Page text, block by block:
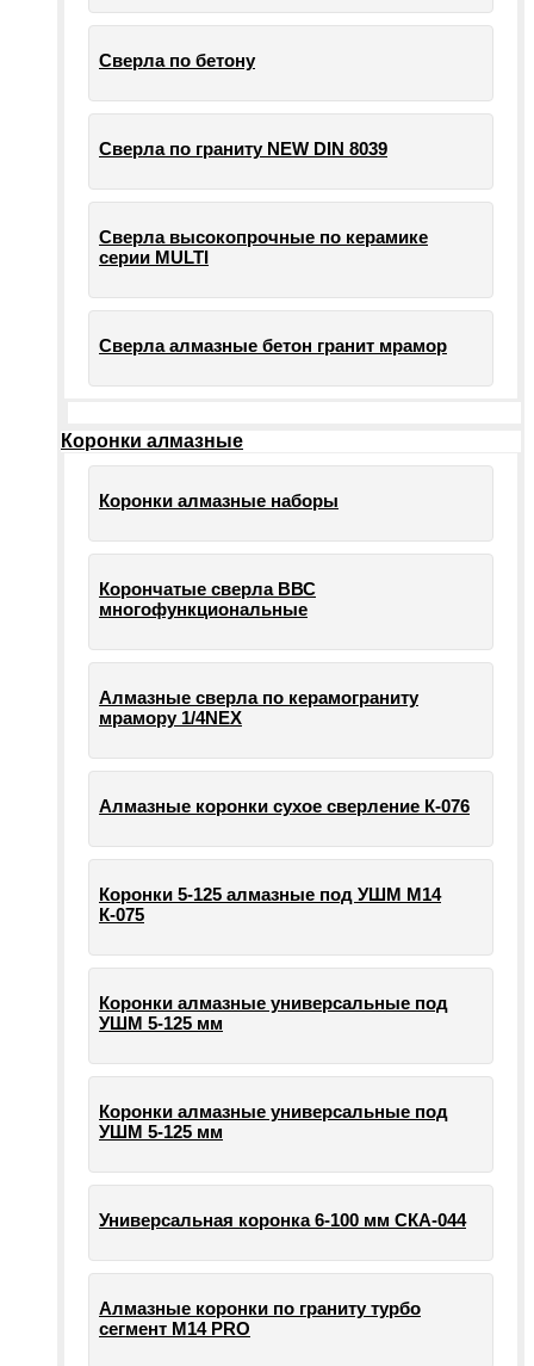
Сверла по бетону
Сверла по граниту NEW DIN 8039
Сверла высокопрочные по керамике
серии MULTI
Сверла алмазные бетон гранит мрамор
Коронки алмазные
Коронки алмазные наборы
Корончатые сверла ВВС
многофункциональные
Алмазные сверла по керамограниту
мрамору 1/4NEX
Алмазные коронки сухое сверление К-076
Коронки 5-125 алмазные под УШМ М14
К-075
Коронки алмазные универсальные под
УШМ 5-125 мм
Коронки алмазные универсальные под
УШМ 5-125 мм
Универсальная коронка 6-100 мм СКА-044
Алмазные коронки по граниту турбо
сегмент М14 PRO